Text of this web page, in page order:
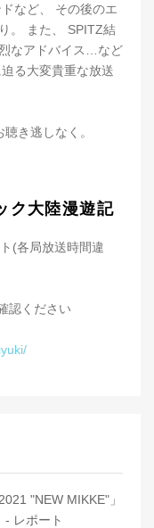
など、 その後のエ
。 また、 SPITZ結
なアドバイス…など
る大変貴重な放送
き逃しなく。
ク大陸漫遊記
(各局放送時間違
認ください
"NEW MIKKE"」
- レポート